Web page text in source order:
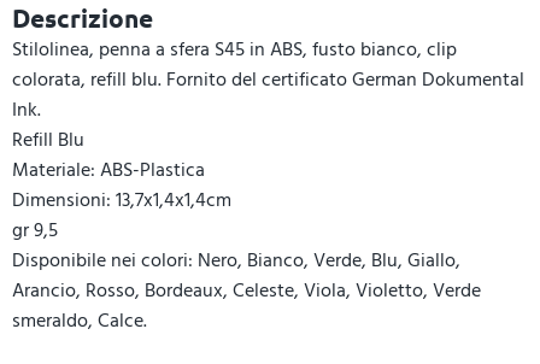
Descrizione
Stilolinea, penna a sfera S45 in ABS, fusto bianco, clip
colorata, refill blu. Fornito del certificato German Dokumental
Ink.
Refill Blu
Materiale: ABS-Plastica
Dimensioni: 13,7x1,4x1,4cm
gr 9,5
Disponibile nei colori: Nero, Bianco, Verde, Blu, Giallo,
Arancio, Rosso, Bordeaux, Celeste, Viola, Violetto, Verde
smeraldo, Calce.